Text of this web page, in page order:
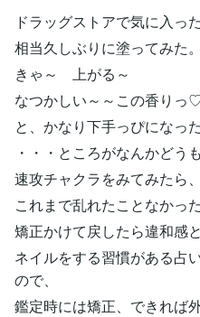
ドラッグストアで気に入っ
相当久しぶりに塗ってみた。
きゃ～ 上がる～
なつかしい～～この香りっ
と、かなり下手っぴになっ
・・・ところがなんかどう
速攻チャクラをみてみたら、
これまで乱れたことなかっ
矯正かけて戻したら違和感
ネイルをする習慣がある占
ので、
鑑定時には矯正、できれば